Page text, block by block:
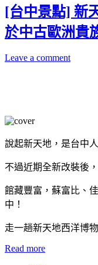
[台中景點] 新
於中古歐洲貴
Leave a comment
說起新天地，是台中
不過近期全新改裝後
館藏豐富，蘇富比、
中！
走一趟新天地西洋博
Read more